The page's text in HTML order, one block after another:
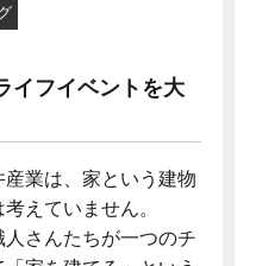
イフイベントを大
業は、家という建物
えていません。
さんたちが一つのチ